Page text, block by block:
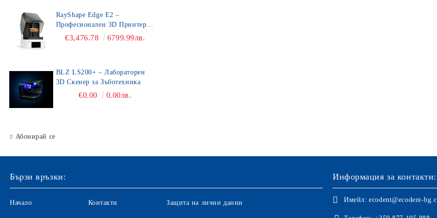
RayShape Edge E2 –
Професионален 3D Принтер
за Зъботехника
€3,476.78 6799.99лв.
BLZ LS200+ – Лабораторен
3D Скенер за Зъботехника
€0.00 0.00лв.
Абонирай се
Бързи връзки:
Начало Контакти Защита на лични данни
Информация за контакти:
Имейл: ecodent@ecodent-